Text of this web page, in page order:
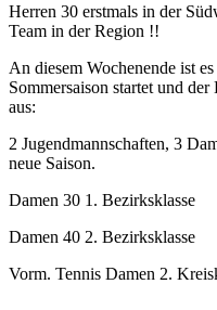
Herren 30 erstmals in der
Team in der Region !!
An diesem Wochenende ist
Sommersaison startet und
aus:
2 Jugendmannschaften, 3
neue Saison.
Damen 30 1. Bezirksklasse
Damen 40 2. Bezirksklasse
Vorm. Tennis Damen 2.